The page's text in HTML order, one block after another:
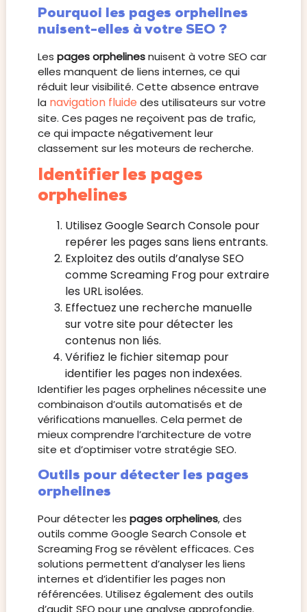
Pourquoi les pages orphelines
nuisent-elles à votre SEO ?
Les pages orphelinesnuisent à votre SEO car
elles manquent de liens internes, ce qui
réduit leur visibilité. Cette absence entrave
la navigation fluide des utilisateurs sur votre
site. Ces pages ne reçoivent pas de trafic,
ce qui impacte négativement leur
classement sur les moteurs de recherche.
Identifier les pages
orphelines
Utilisez Google Search Console pour
repérer les pages sans liens entrants.
Exploitez des outils d’analyse SEO
comme Screaming Frog pour extraire
les URL isolées.
Effectuez une recherche manuelle
sur votre site pour détecter les
contenus non liés.
Vérifiez le fichier sitemap pour
identifier les pages non indexées.
Identifier les pages orphelines nécessite une
combinaison d’outils automatisés et de
vérifications manuelles. Cela permet de
mieux comprendre l’architecture de votre
site et d’optimiser votre stratégie SEO.
Outils pour détecter les pages
orphelines
Pour détecter les pages orphelines, des
outils comme Google Search Console et
Screaming Frog se révèlent efficaces. Ces
solutions permettent d’analyser les liens
internes et d’identifier les pages non
référencées. Utilisez également des outils
d’audit SEO pour une analyse approfondie.